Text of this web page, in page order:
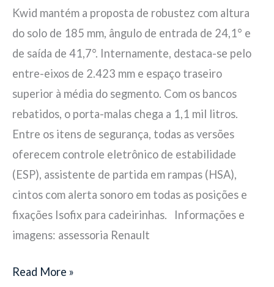
Kwid mantém a proposta de robustez com altura
do solo de 185 mm, ângulo de entrada de 24,1° e
de saída de 41,7°. Internamente, destaca-se pelo
entre-eixos de 2.423 mm e espaço traseiro
superior à média do segmento. Com os bancos
rebatidos, o porta-malas chega a 1,1 mil litros.
Entre os itens de segurança, todas as versões
oferecem controle eletrônico de estabilidade
(ESP), assistente de partida em rampas (HSA),
cintos com alerta sonoro em todas as posições e
fixações Isofix para cadeirinhas. Informações e
imagens: assessoria Renault
Read More »